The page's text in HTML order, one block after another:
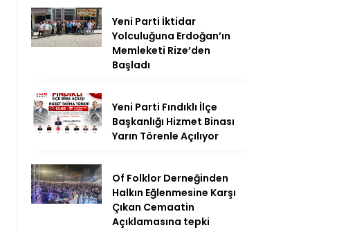
Yeni Parti İktidar
Yolculuğuna Erdoğan’ın
Memleketi Rize’den
Başladı
Yeni Parti Fındıklı İlçe
Başkanlığı Hizmet Binası
Yarın Törenle Açılıyor
Of Folklor Derneğinden
Halkın Eğlenmesine Karşı
Çıkan Cemaatin
Açıklamasına tepki